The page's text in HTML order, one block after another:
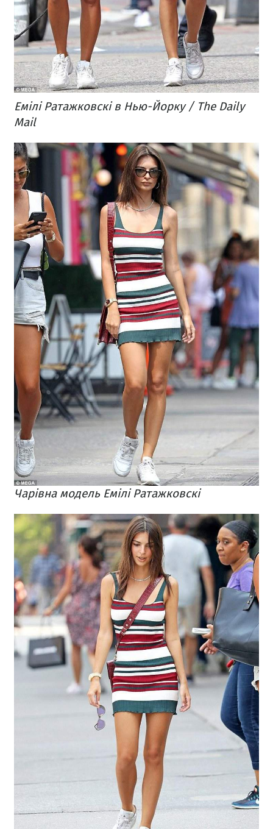
Емілі Ратажковскі в Нью-Йорку / The Daily
Mail
Чарівна модель Емілі Ратажковскі